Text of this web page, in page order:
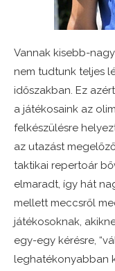
Vannak kisebb-
nem tudtunk teljes
időszakban. Ez
a játékosaink az
felkészülésre
az utazást
taktikai repertoár
elmaradt, így hát
mellett meccsről
játékosoknak,
egy-egy kérésre,
leghatékonyabban